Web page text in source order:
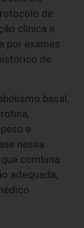
de
clínica e
por exames
de
basal,
e
nessa
combina
adequada,